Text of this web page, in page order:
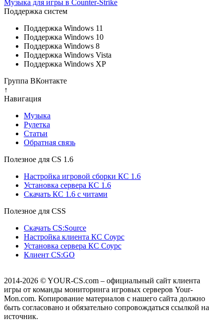
Музыка для игры в Counter-Strike
Поддержка систем
Поддержка Windows 11
Поддержка Windows 10
Поддержка Windows 8
Поддержка Windows Vista
Поддержка Windows XP
Группа ВКонтакте
↑
Навигация
Музыка
Рулетка
Cтатьи
Обратная связь
Полезное для CS 1.6
Настройка игровой сборки КС 1.6
Установка сервера КС 1.6
Скачать КС 1.6 с читами
Полезное для CSS
Скачать CS:Source
Настройка клиента КС Cоурс
Установка сервера КС Соурс
Клиент CS:GO
2014-2026 © YOUR-CS.com – официальный сайт клиента
игры от команды мониторинга игровых серверов Your-
Mon.com. Копирование материалов с нашего сайта должно
быть согласовано и обязательно сопровождаться ссылкой на
источник.